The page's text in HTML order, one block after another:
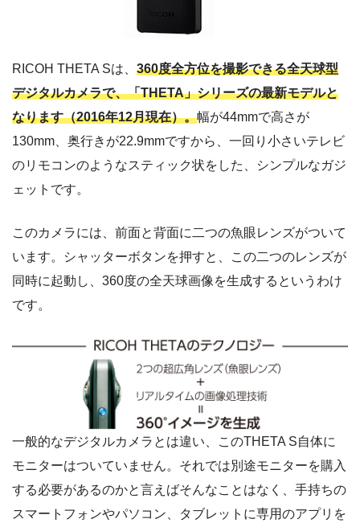
RICOH THETA Sは、 360度全方位を撮影できる全天球型
デジタルカメラで、「THETA」シリーズの最新モデルと
なります（2016年12月現在）。幅が44mmで高さが
130mm、奥行きが22.9mmですから、一回り小さいテレビ
のリモコンのようなスティック状をした、シンプルなガジ
ェットです。
このカメラには、前面と背面に二つの魚眼レンズがついて
います。シャッターボタンを押すと、この二つのレンズが
同時に起動し、360度の全天球画像を生成するというわけ
です。
一般的なデジタルカメラとは違い、このTHETA S自体に
モニターはついていません。それでは別途モニターを購入
する必要があるのかと言えばそんなことはなく、手持ちの
スマートフォンやパソコン、タブレットに専用のアプリを